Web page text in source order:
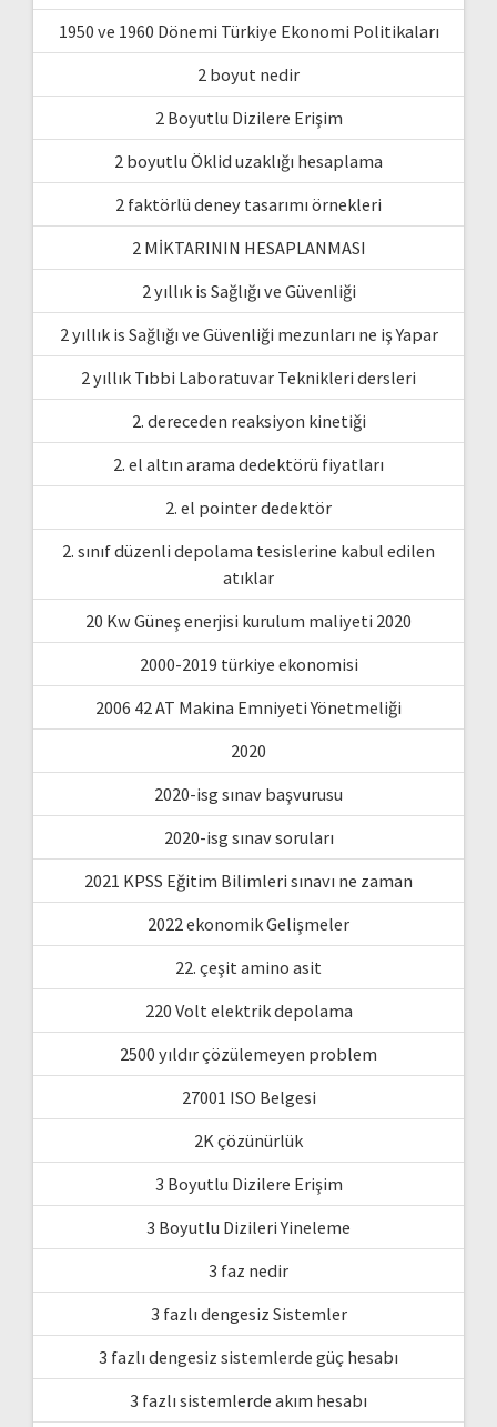
1950 ve 1960 Dönemi Türkiye Ekonomi Politikaları
2 boyut nedir
2 Boyutlu Dizilere Erişim
2 boyutlu Öklid uzaklığı hesaplama
2 faktörlü deney tasarımı örnekleri
2 MİKTARININ HESAPLANMASI
2 yıllık is Sağlığı ve Güvenliği
2 yıllık is Sağlığı ve Güvenliği mezunları ne iş Yapar
2 yıllık Tıbbi Laboratuvar Teknikleri dersleri
2. dereceden reaksiyon kinetiği
2. el altın arama dedektörü fiyatları
2. el pointer dedektör
2. sınıf düzenli depolama tesislerine kabul edilen
atıklar
20 Kw Güneş enerjisi kurulum maliyeti 2020
2000-2019 türkiye ekonomisi
2006 42 AT Makina Emniyeti Yönetmeliği
2020
2020-isg sınav başvurusu
2020-isg sınav soruları
2021 KPSS Eğitim Bilimleri sınavı ne zaman
2022 ekonomik Gelişmeler
22. çeşit amino asit
220 Volt elektrik depolama
2500 yıldır çözülemeyen problem
27001 ISO Belgesi
2K çözünürlük
3 Boyutlu Dizilere Erişim
3 Boyutlu Dizileri Yineleme
3 faz nedir
3 fazlı dengesiz Sistemler
3 fazlı dengesiz sistemlerde güç hesabı
3 fazlı sistemlerde akım hesabı